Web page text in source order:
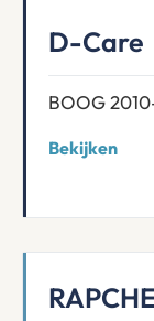
D-Care
BOOG
Bekijken